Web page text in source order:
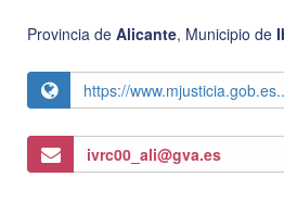
Provincia de Alicante, Municipio de
https://
ivrc00_ali@gva.es